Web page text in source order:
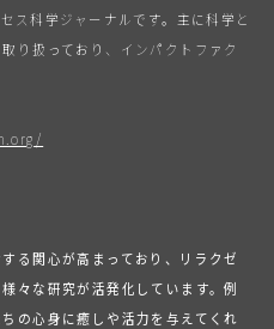
ス科学ジャーナルです。主に科学と
り扱っており、インパクトファク
る関心が高まっており、リラクゼ
々な研究が活発化しています。例
の心身に癒しや活力を与えてくれ